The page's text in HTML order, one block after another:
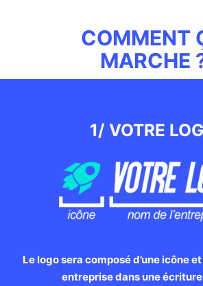
COMMENT
MARCHE
1/ VOTRE
Le logo sera composé d’une icône
entreprise dans une